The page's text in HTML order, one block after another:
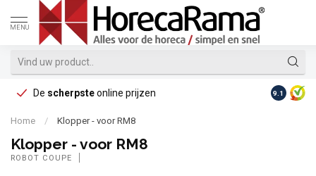
MENU
De scherpsteonline prijzen Op
9.1
Home / Klopper - voor RM8
Klopper - voor RM8
ROBOT COUPE